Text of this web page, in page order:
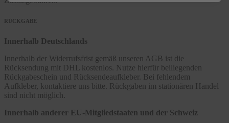
RÜCKGABE
Innerhalb Deutschlands
Innerhalb der Widerrufsfrist gemäß unseren AGB ist die
Rücksendung mit DHL kostenlos. Nutze hierfür beiliegenden
Rückgabeschein und Rücksendeaufkleber. Bei fehlendem
Aufkleber, kontaktiere uns bitte. Rückgaben im stationären Handel
sind nicht möglich.
Innerhalb anderer EU-Mitgliedstaaten und der Schweiz